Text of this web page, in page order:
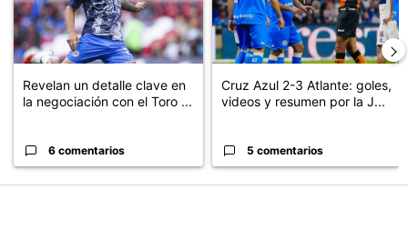
Revelan un detalle clave en
la negociación con el Toro ...
6 comentarios
Cruz Azul 2-3 Atlante: goles,
videos y resumen por la J...
5 comentarios